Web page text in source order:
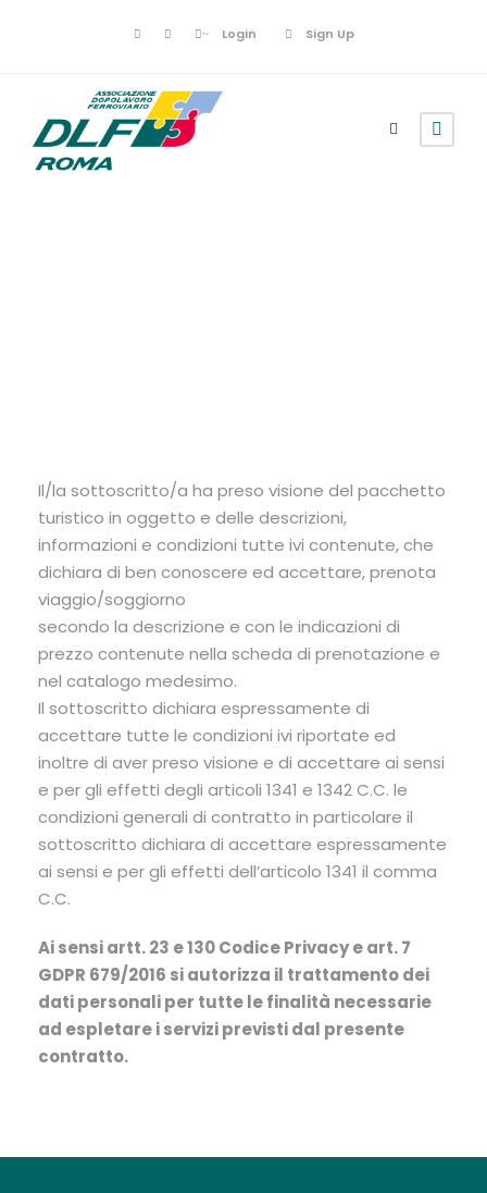
Login Sign Up
Il/la sottoscritto/a ha preso visione del pacchetto
turistico in oggetto e delle descrizioni,
informazioni e condizioni tutte ivi contenute, che
dichiara di ben conoscere ed accettare, prenota
viaggio/soggiorno
secondo la descrizione e con le indicazioni di
prezzo contenute nella scheda di prenotazione e
nel catalogo medesimo.
Il sottoscritto dichiara espressamente di
accettare tutte le condizioni ivi riportate ed
inoltre di aver preso visione e di accettare ai sensi
e per gli effetti degli articoli 1341 e 1342 C.C. le
condizioni generali di contratto in particolare il
sottoscritto dichiara di accettare espressamente
ai sensi e per gli effetti dell’articolo 1341 il comma
C.C.
Ai sensi artt. 23 e 130 Codice Privacy e art. 7
GDPR 679/2016 si autorizza il trattamento dei
dati personaliper tutte le finalità necessarie
ad espletare i servizi previsti dal presente
contratto.